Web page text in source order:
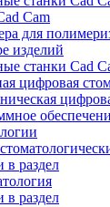
Cam
для
изделий
станки Cad
цифровая
в раздел
в раздел